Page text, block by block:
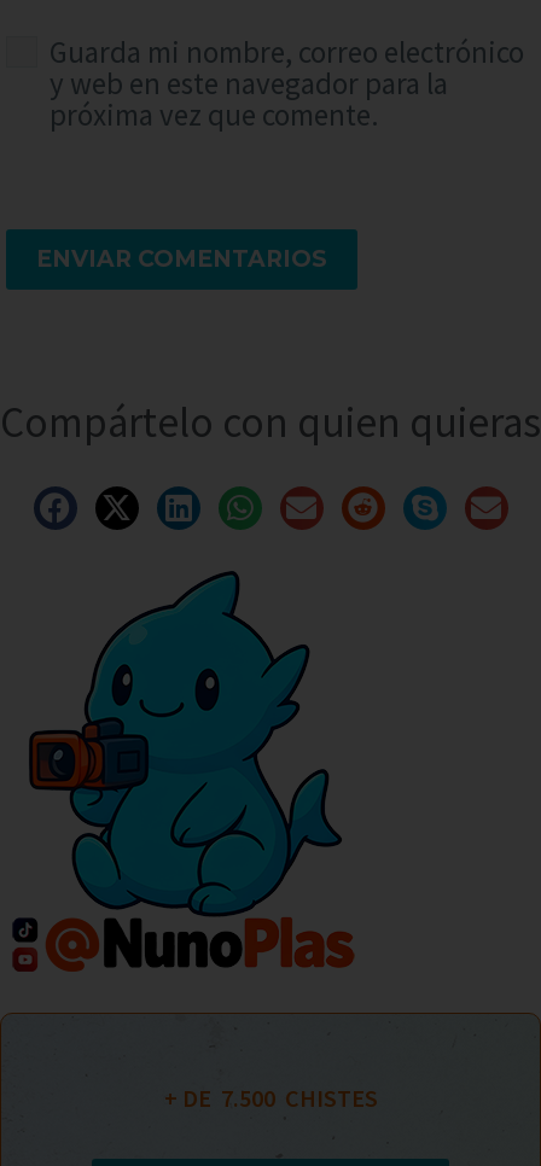
Guarda mi nombre, correo electrónico
y web en este navegador para la
próxima vez que comente.
ENVIAR COMENTARIOS
Compártelo con quien quieras
+ DE 7.500
  CHISTES